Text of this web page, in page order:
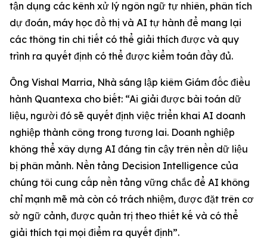
tận dụng các kênh xử lý ngôn ngữ tự nhiên, phân tích
dự đoán, máy học đồ thị và AI tự hành để mang lại
các thông tin chi tiết có thể giải thích được và quy
trình ra quyết định có thể được kiểm toán đầy đủ.
Ông Vishal Marria, Nhà sáng lập kiêm Giám đốc điều
hành Quantexa cho biết: “Ai giải được bài toán dữ
liệu, người đó sẽ quyết định việc triển khai AI doanh
nghiệp thành công trong tương lai. Doanh nghiệp
không thể xây dựng AI đáng tin cậy trên nền dữ liệu
bị phân mảnh. Nền tảng Decision Intelligence của
chúng tôi cung cấp nền tảng vững chắc để AI không
chỉ mạnh mẽ mà còn có trách nhiệm, được đặt trên cơ
sở ngữ cảnh, được quản trị theo thiết kế và có thể
giải thích tại mọi điểm ra quyết định”.